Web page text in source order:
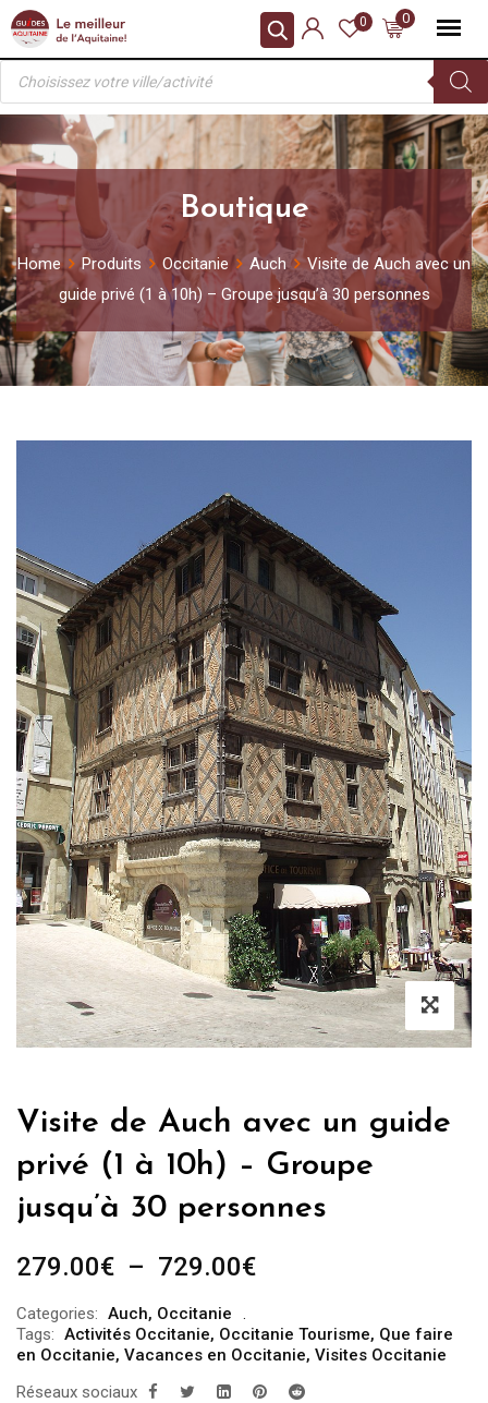
Skip
content
0
0
Recherche
produits
Boutique
Home Produits Occitanie Auch
Visite de Auch avec un
guide privé (1 à 10h) – Groupe jusqu’à 30 personnes
Visite de Auch avec un guide
privé (1 à 10h) – Groupe
jusqu’à 30 personnes
279.00€ – 729.00€Plage
prix :
279.00€
à
Categories: Auch, Occitanie
Tags: Activités Occitanie, Occitanie Tourisme, Que faire
en Occitanie, Vacances en Occitanie, Visites Occitanie
Réseaux sociaux